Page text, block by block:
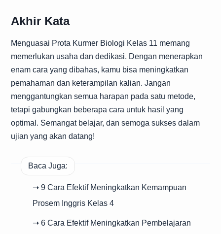
Akhir Kata
Menguasai Prota Kurmer Biologi Kelas 11 memang
memerlukan usaha dan dedikasi. Dengan menerapkan
enam cara yang dibahas, kamu bisa meningkatkan
pemahaman dan keterampilan kalian. Jangan
menggantungkan semua harapan pada satu metode,
tetapi gabungkan beberapa cara untuk hasil yang
optimal. Semangat belajar, dan semoga sukses dalam
ujian yang akan datang!
Baca Juga:
➝ 9 Cara Efektif Meningkatkan Kemampuan
Prosem Inggris Kelas 4
➝ 6 Cara Efektif Meningkatkan Pembelajaran